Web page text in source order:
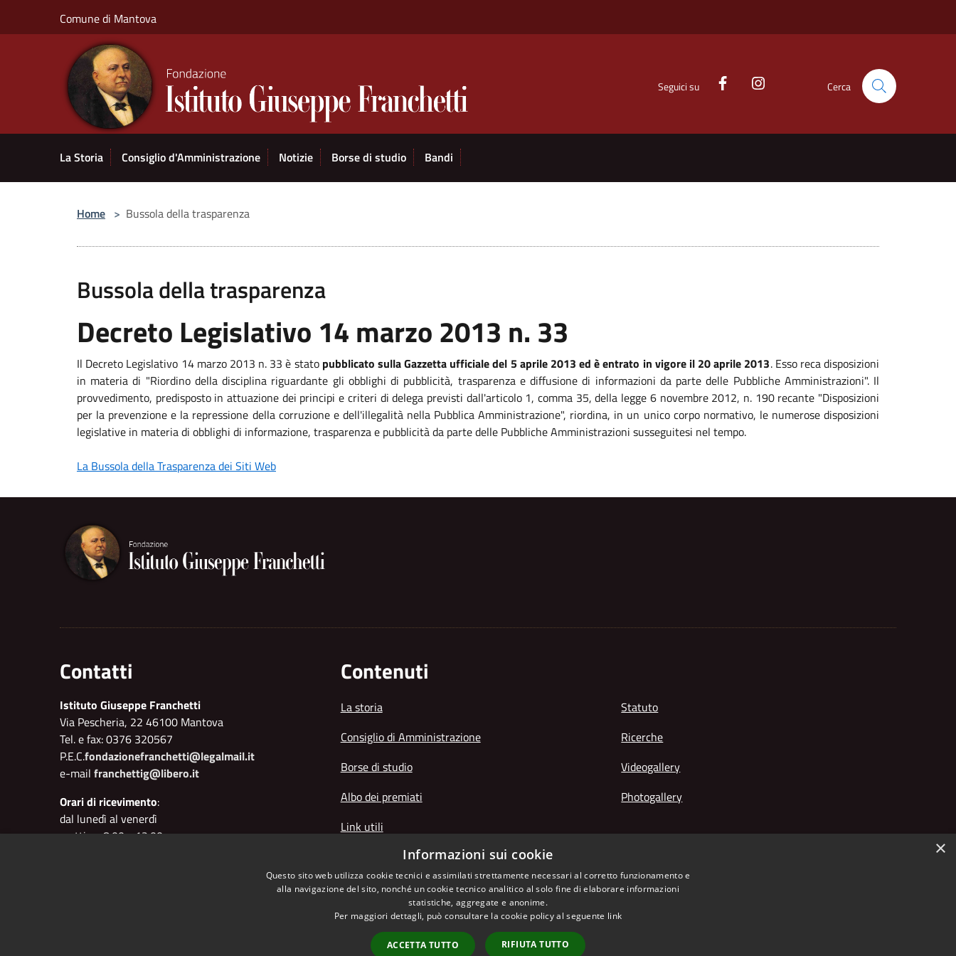
Comune di Mantova
Seguici su Cerca
La Storia Consiglio d'Amministrazione Notizie Borse di studio Bandi
Home > Bussola della trasparenza
Bussola della trasparenza
Decreto Legislativo 14 marzo 2013 n. 33
Il Decreto Legislativo 14 marzo 2013 n. 33 è stato pubblicato sulla Gazzetta ufficiale del 5 aprile 2013 ed è entrato in vigore il 20 aprile 2013. Esso reca disposizioni
in materia di "Riordino della disciplina riguardante gli obblighi di pubblicità, trasparenza e diffusione di informazioni da parte delle Pubbliche Amministrazioni". Il
provvedimento, predisposto in attuazione dei principi e criteri di delega previsti dall'articolo 1, comma 35, della legge 6 novembre 2012, n. 190 recante "Disposizioni
per la prevenzione e la repressione della corruzione e dell'illegalità nella Pubblica Amministrazione", riordina, in un unico corpo normativo, le numerose disposizioni
legislative in materia di obblighi di informazione, trasparenza e pubblicità da parte delle Pubbliche Amministrazioni susseguitesi nel tempo.
La Bussola della Trasparenza dei Siti Web
Contatti
Istituto Giuseppe Franchetti
Via Pescheria, 22 46100 Mantova
Tel. e fax: 0376 320567
P.E.C.fondazionefranchetti@legalmail.it
e-mail franchettig@libero.it
Orari di ricevimento:
dal lunedì al venerdì
mattino: 8.00 - 12.00
Contenuti
La storia
Consiglio di Amministrazione
Borse di studio
Albo dei premiati
Link utili
Statuto
Ricerche
Videogallery
Photogallery
×
Informazioni sui cookie
Questo sito web utilizza cookie tecnici e assimilati strettamente necessari al corretto funzionamento e
alla navigazione del sito, nonché un cookie tecnico analitico al solo fine di elaborare informazioni
statistiche, aggregate e anonime.
Per maggiori dettagli, può consultare la cookie policy al seguente link
ACCETTA TUTTO RIFIUTA TUTTO